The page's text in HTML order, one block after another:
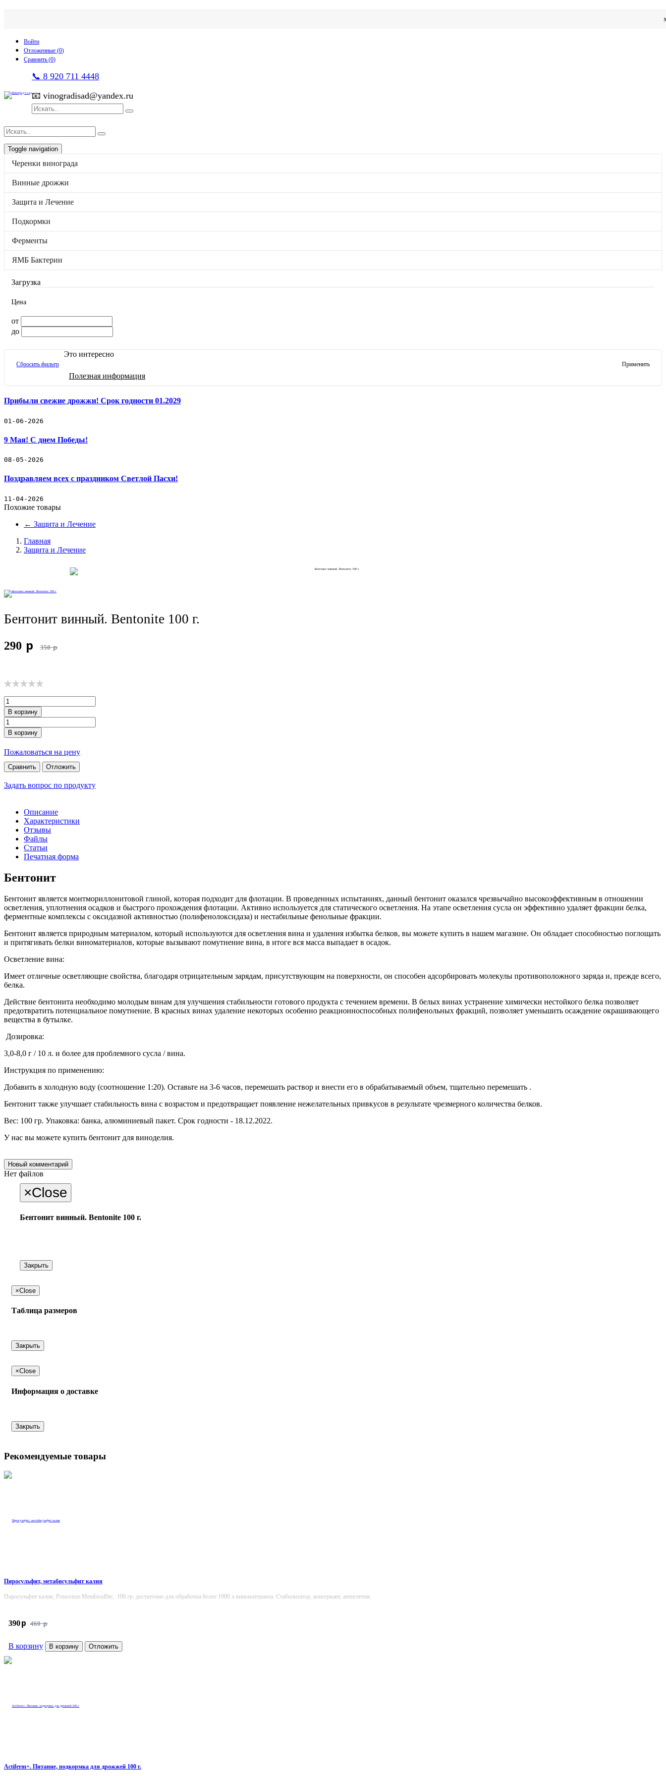
Войти
Отложенные (0)
Сравнить (0)
📞 8 920 711 4448
📧 vinogradisad@yandex.ru
Toggle navigation
Каталог
Черенки винограда
Винные дрожжи
Защита и Лечение
Подкормки
ЯМБ Бактерии
Бренды
Черенки винограда
Подкормки
Ферменты
ЯМБ Бактерии
🚚 Доставка и оплата
☎️ Контакты
товаров0на0 p
Черенки винограда
Винные дрожжи
Защита и Лечение
Подкормки
Ферменты
ЯМБ Бактерии
Загрузка
Цена
от
до
Сбросить фильтр Применить
Это интересно
Полезная информация
Прибыли свежие дрожжи! Срок годности 01.2029
01-06-2026
9 Мая! С днем Победы!
08-05-2026
Поздравляем всех с праздником Светлой Пасхи!
11-04-2026
Похожие товары
← Защита и Лечение
Главная
Защита и Лечение
Бентонит винный. Bentonite 100 г.
290 p 350 p
В корзину
В корзину
Пожаловаться на цену
Сравнить Отложить
Задать вопрос по продукту
Описание
Характеристики
Отзывы
Файлы
Статьи
Печатная форма
Бентонит
Бентонит является монтмориллонитовой глиной, которая подходит для флотации. В проведенных испытаниях, данный бентонит оказался чрезвычайно высокоэффективным в отношении
осветления, уплотнения осадков и быстрого прохождения флотации. Активно используется для статического осветления. На этапе осветления сусла он эффективно удаляет фракции белка,
ферментные комплексы с оксидазной активностью (полифенолоксидаза) и нестабильные фенольные фракции.
Бентонит является природным материалом, который используются для осветления вина и удаления избытка белков, вы можете купить в нашем магазине. Он обладает способностью поглощать
и притягивать белки виноматериалов, которые вызывают помутнение вина, в итоге вся масса выпадает в осадок.
Осветление вина:
Имеет отличные осветляющие свойства, благодаря отрицательным зарядам, присутствующим на поверхности, он способен адсорбировать молекулы противоположного заряда и, прежде всего,
белка.
Действие бентонита необходимо молодым винам для улучшения стабильности готового продукта с течением времени. В белых винах устранение химически нестойкого белка позволяет
предотвратить потенциальное помутнение. В красных винах удаление некоторых особенно реакционноспособных полифенольных фракций, позволяет уменьшить осаждение окрашивающего
вещества в бутылке.
Дозировка:
3,0-8,0 г / 10 л. и более для проблемного сусла / вина.
Инструкция по применению:
Добавить в холодную воду (соотношение 1:20). Оставьте на 3-6 часов, перемешать раствор и внести его в обрабатываемый объем, тщательно перемешать .
Бентонит также улучшает стабильность вина с возрастом и предотвращает появление нежелательных привкусов в результате чрезмерного количества белков.
Вес: 100 гр. Упаковка: банка, алюминиевый пакет. Срок годности - 18.12.2022.
У нас вы можете купить бентонит для виноделия.
Новый комментарий
Нет файлов
×Close
Бентонит винный. Bentonite 100 г.
Закрыть
×Close
Таблица размеров
Закрыть
×Close
Информация о доставке
Закрыть
Рекомендуемые товары
Пиросульфит, метабисульфит калия
Пиросульфит калия, Potassium Metabisulfite, 100 гр. достаточно для обработки более 1000 л виноматериала. Стабилизатор, консервант, антисептик.
390p 460 p
В корзину В корзину Отложить
Actiferm+. Питание, подкормка для дрожжей 100 г.